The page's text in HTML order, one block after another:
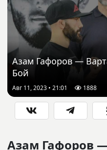
Азам Гафоров —
Бой
Авг 11, 2023 • 21:01 1888
Азам Гафоров